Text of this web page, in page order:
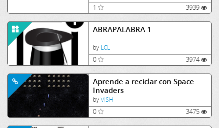
1 3939
ABRAPALABRA 1
by LCL
0 3974
Aprende a reciclar con Space
Invaders
byViSH
0 3475